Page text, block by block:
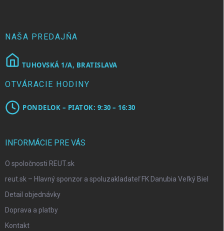
NAŠA PREDAJŇA
TUHOVSKÁ 1/A, BRATISLAVA
OTVÁRACIE HODINY
PONDELOK – PIATOK: 9:30 – 16:30
INFORMÁCIE PRE VÁS
O spoločnosti REUT.sk
reut.sk – Hlavný sponzor a spoluzakladateľ FK Danubia Veľký Biel
Detail objednávky
Doprava a platby
Kontakt